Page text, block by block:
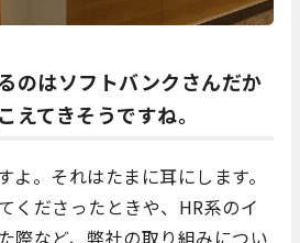
のはソフトバンクさんだか
えてきそうですね。
よ。それはたまに耳にします。
くださったときや、HR系のイ